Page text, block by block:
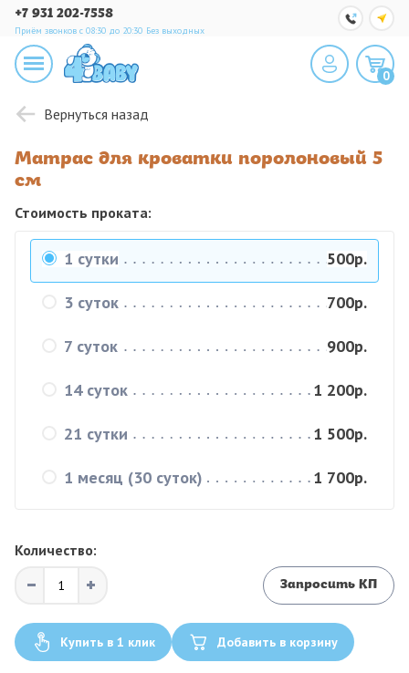
+7 931 202-7558
Приём звонков с 08:30 до 20:30 Без выходных
0
Вернуться назад
Матрас для кроватки поролоновый 5
см
Стоимость проката:
1 сутки 500р.
3 суток 700р.
7 суток 900р.
14 суток 1 200р.
21 сутки 1 500р.
1 месяц (30 суток) 1 700р.
Количество:
Запросить КП
Купить в 1 клик Добавить в корзину